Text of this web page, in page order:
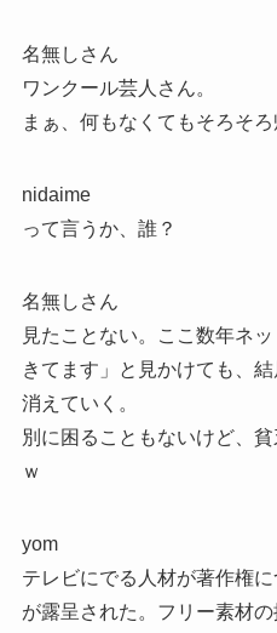
名無しさん
ワンクール芸人さん。
まぁ、何もなくてもそろそ
nidaime
って言うか、誰？
名無しさん
見たことない。ここ数年ネ
きてます」と見かけても、
消えていく。
別に困ることもないけど、
ｗ
yom
テレビにでる人材が著作権
が露呈された。フリー素材